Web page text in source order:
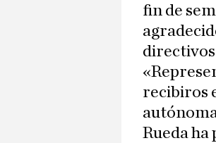
fin de
recibiros
Rueda